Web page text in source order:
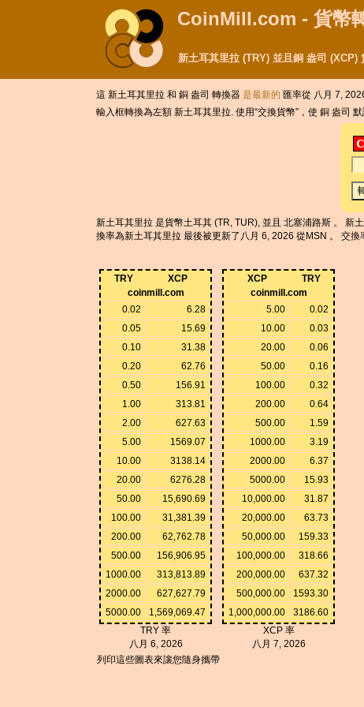
CoinMill.com - 貨幣
新土耳其里拉 (TRY) 並且銅 盎司 (XCP)
這 新土耳其里拉 和 銅 盎司 轉換器 是最新的 匯率從 八月 7,
輸入框轉換為左額 新土耳其里拉. 使用“交換貨幣”，使 銅 盎司
新土耳其里拉 是貨幣土耳其 (TR, TUR), 並且 北塞浦路斯 。 新
換率為新土耳其里拉 最後被更新了八月 6, 2026 從MSN 。 交
TRY
XCP
coinmill.com
0.02
6.28
0.05
15.69
0.10
31.38
0.20
62.76
0.50
156.91
1.00
313.81
2.00
627.63
5.00
1569.07
10.00
3138.14
20.00
6276.28
50.00
15,690.69
100.00
31,381.39
200.00
62,762.78
500.00
156,906.95
1000.00
313,813.89
2000.00
627,627.79
5000.00
1,569,069.47
TRY 率
八月 6, 2026
XCP
TRY
coinmill.com
5.00
0.02
10.00
0.03
20.00
0.06
50.00
0.16
100.00
0.32
200.00
0.64
500.00
1.59
1000.00
3.19
2000.00
6.37
5000.00
15.93
10,000.00
31.87
20,000.00
63.73
50,000.00
159.33
100,000.00
318.66
200,000.00
637.32
500,000.00
1593.30
1,000,000.00
3186.60
XCP 率
八月 7, 2026
列印這些圖表來讓您隨身攜帶